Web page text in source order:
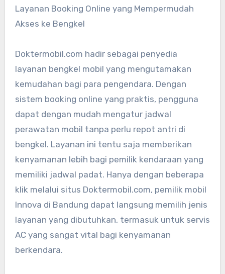
Layanan Booking Online yang Mempermudah
Akses ke Bengkel
Doktermobil.com hadir sebagai penyedia
layanan bengkel mobil yang mengutamakan
kemudahan bagi para pengendara. Dengan
sistem booking online yang praktis, pengguna
dapat dengan mudah mengatur jadwal
perawatan mobil tanpa perlu repot antri di
bengkel. Layanan ini tentu saja memberikan
kenyamanan lebih bagi pemilik kendaraan yang
memiliki jadwal padat. Hanya dengan beberapa
klik melalui situs Doktermobil.com, pemilik mobil
Innova di Bandung dapat langsung memilih jenis
layanan yang dibutuhkan, termasuk untuk servis
AC yang sangat vital bagi kenyamanan
berkendara.